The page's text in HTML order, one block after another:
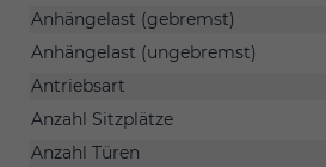
Anhängelast (gebremst)
Anhängelast (ungebremst)
Antriebsart
Anzahl Sitzplätze
Anzahl Türen